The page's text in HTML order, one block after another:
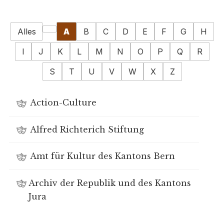
Alles A B C D E F G
H
I
J K L M N O P Q
R
S
T U V W X Z
Action-Culture
Alfred Richterich Stiftung
Amt für Kultur des Kantons Bern
Archiv der Republik und des Kantons
Jura